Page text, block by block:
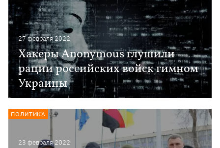
27 февраля 2022
Хакеры Anonymous глушили
рации российских войск гимном
Украины
23 февраля 2022
ПОЛИТИКА